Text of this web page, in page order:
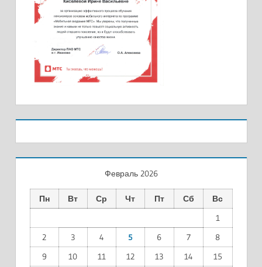
Февраль 2026
Пн Вт Ср Чт Пт Сб
Вс
1
2
3 4 5 6 7
8
9
10 11 12 13 14 15